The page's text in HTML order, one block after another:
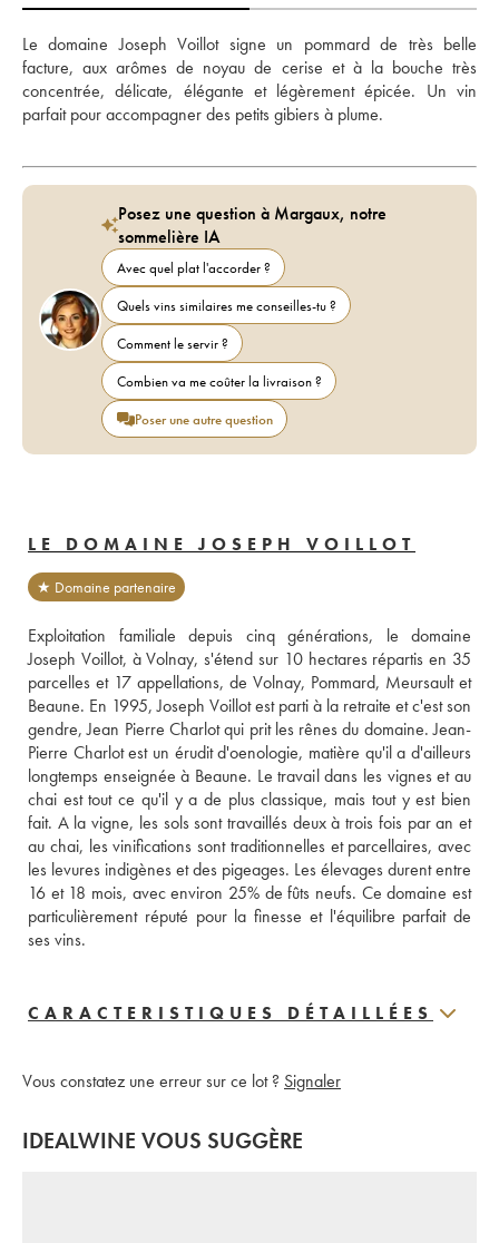
Le domaine Joseph Voillot signe un pommard de très belle
facture, aux arômes de noyau de cerise et à la bouche très
concentrée, délicate, élégante et légèrement épicée. Un vin
parfait pour accompagner des petits gibiers à plume.
Posez une question à Margaux, notre
sommelière IA
Avec quel plat l'accorder ?
Quels vins similaires me conseilles-tu ?
Comment le servir ?
Combien va me coûter la livraison ?
Poser une autre question
LE DOMAINE JOSEPH VOILLOT
★ Domaine partenaire
Exploitation familiale depuis cinq générations, le domaine
Joseph Voillot, à Volnay, s'étend sur 10 hectares répartis en 35
parcelles et 17 appellations, de Volnay, Pommard, Meursault et
Beaune. En 1995, Joseph Voillot est parti à la retraite et c'est son
gendre, Jean Pierre Charlot qui prit les rênes du domaine. Jean-
Pierre Charlot est un érudit d'oenologie, matière qu'il a d'ailleurs
longtemps enseignée à Beaune. Le travail dans les vignes et au
chai est tout ce qu'il y a de plus classique, mais tout y est bien
fait. A la vigne, les sols sont travaillés deux à trois fois par an et
au chai, les vinifications sont traditionnelles et parcellaires, avec
les levures indigènes et des pigeages. Les élevages durent entre
16 et 18 mois, avec environ 25% de fûts neufs. Ce domaine est
particulièrement réputé pour la finesse et l'équilibre parfait de
ses vins.
CARACTERISTIQUES DÉTAILLÉES
Vous constatez une erreur sur ce lot ? Signaler
IDEALWINE VOUS SUGGÈRE